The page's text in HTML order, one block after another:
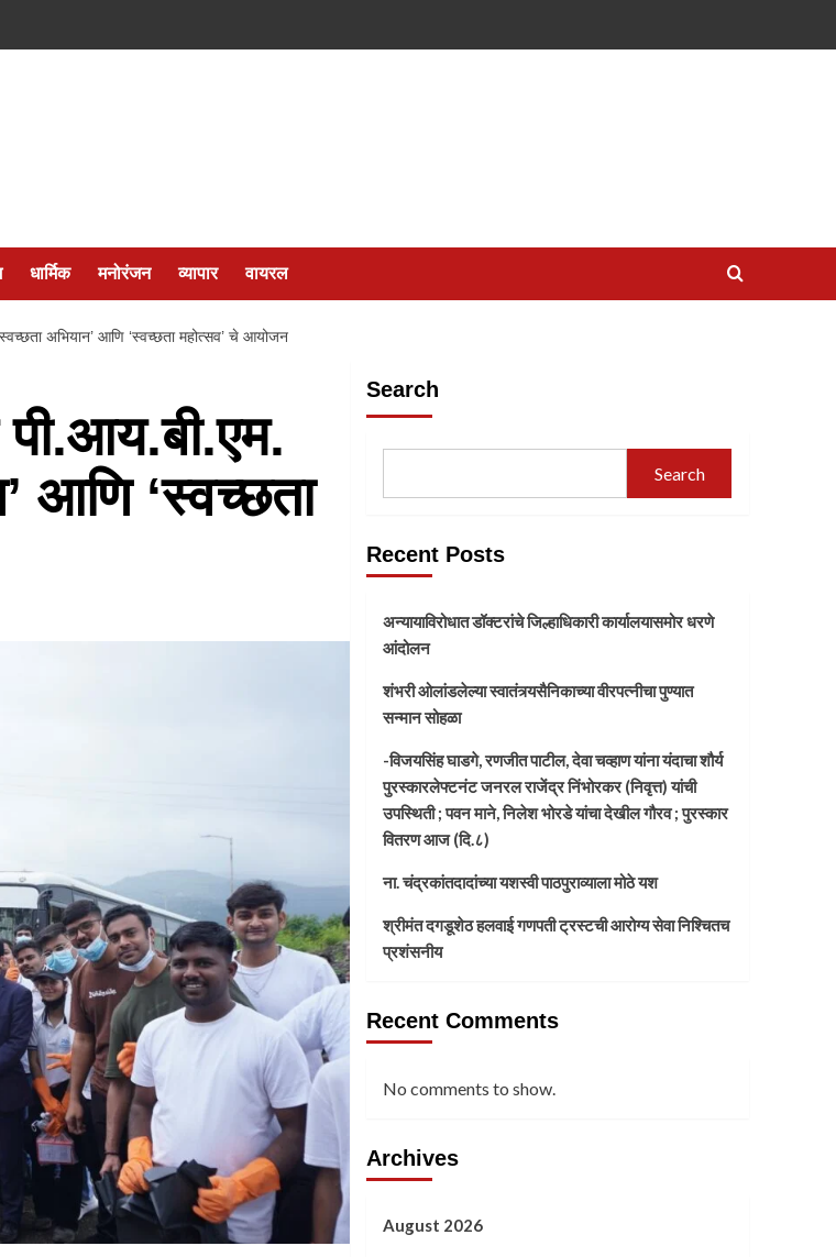
धार्मिक मनोरंजन व्यापार वायरल
अभियान’ आणि ‘स्वच्छता महोत्सव’ चे आयोजन
पी.आय.बी.एम.
आणि ‘स्वच्छता
Search
Search
Recent Posts
अन्यायाविरोधात डॉक्टरांचे जिल्हाधिकारी कार्यालयासमोर धरणे
आंदोलन
शंभरी ओलांडलेल्या स्वातंत्र्यसैनिकाच्या वीरपत्नीचा पुण्यात
सन्मान सोहळा
-विजयसिंह घाडगे, रणजीत पाटील, देवा चव्हाण यांना यंदाचा शौर्य
पुरस्कारलेफ्टनंट जनरल राजेंद्र निंभोरकर (निवृत्त) यांची
उपस्थिती ; पवन माने, निलेश भोरडे यांचा देखील गौरव ; पुरस्कार
वितरण आज (दि.८)
ना. चंद्रकांतदादांच्या यशस्वी पाठपुराव्याला मोठे यश
श्रीमंत दगडूशेठ हलवाई गणपती ट्रस्टची आरोग्य सेवा निश्चितच
प्रशंसनीय
Recent Comments
No comments to show.
Archives
August 2026